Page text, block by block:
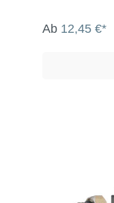
Ab 12,45 €*